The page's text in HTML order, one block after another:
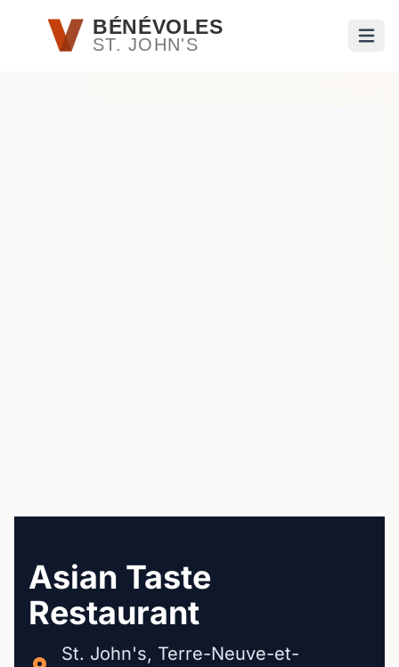
Passer au contenu principal
BÉNÉVOLES
ST. JOHN'S
Asian Taste
Restaurant
St. John's, Terre-Neuve-et-